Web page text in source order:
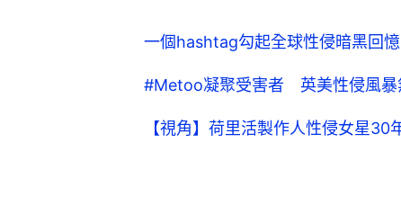
一個hashtag勾起全球性侵暗黑回
#Metoo凝聚受害者 英美性侵風
【視角】荷里活製作人性侵女星